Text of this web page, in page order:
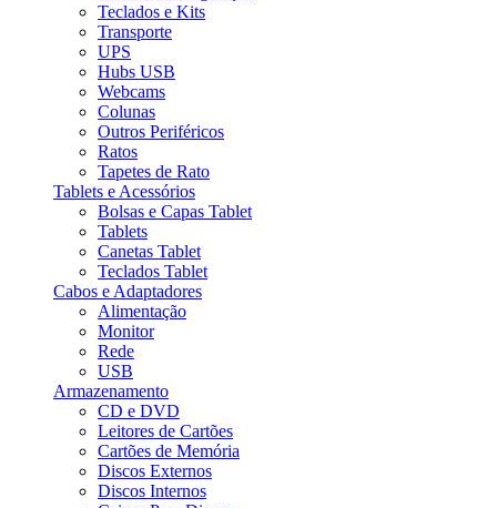
Teclados e Kits
Transporte
UPS
Hubs USB
Webcams
Colunas
Outros Periféricos
Ratos
Tapetes de Rato
Tablets e Acessórios
Bolsas e Capas Tablet
Tablets
Canetas Tablet
Teclados Tablet
Cabos e Adaptadores
Alimentação
Monitor
Rede
USB
Armazenamento
CD e DVD
Leitores de Cartões
Cartões de Memória
Discos Externos
Discos Internos